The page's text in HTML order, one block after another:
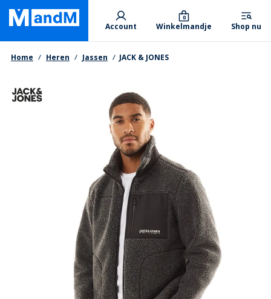
Skip
main
content
Primary departments
Account Winkelmandje
0
Shop nu
Kruimelpad
Home Heren Jassen JACK & JONES